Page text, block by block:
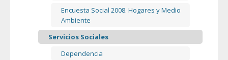
Encuesta Social 2008. Hogares y Medio
Ambiente
Servicios Sociales
Dependencia